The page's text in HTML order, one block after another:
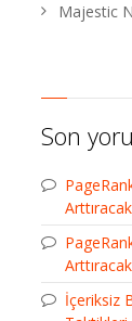
Majestic
Son
İçeriksiz